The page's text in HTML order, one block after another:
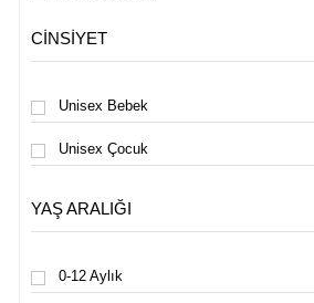
Bebek Odası
Motor Becerilerini Geliştiren Oyuncaklar
Okul Öncesi Eğitici Oyuncaklar
Çevre Dostu Oyuncaklar
Dikkat ve Odak Geliştiren Oyuncaklar
CINSIYET
Unisex Bebek
Unisex Çocuk
YAŞ ARALIĞI
0-12 Aylık